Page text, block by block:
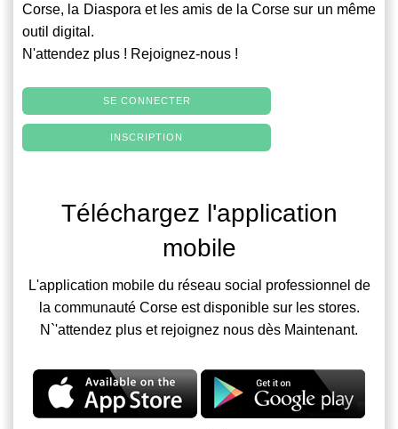
Corse, la Diaspora et les amis de la Corse sur un même
outil digital.
N'attendez plus ! Rejoignez-nous !
SE CONNECTER
INSCRIPTION
Téléchargez l'application
mobile
L'application mobile du réseau social professionnel de
la communauté Corse est disponible sur les stores.
N`'attendez plus et rejoignez nous dès Maintenant.